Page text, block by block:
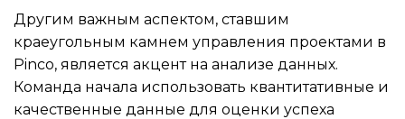
Другим важным аспектом, ставшим
краеугольным камнем управления проектами в
Pinco, является акцент на анализе данных.
Команда начала использовать квантитативные и
качественные данные для оценки успеха